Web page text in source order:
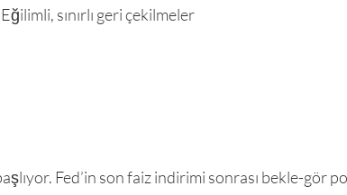
sınırlı geri çekilmeler
Fed’in son faiz indirimi sonrası bekle-gör